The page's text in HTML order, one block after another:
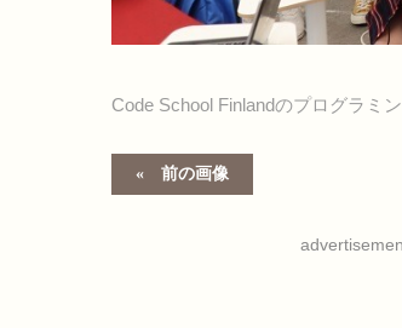
Code School Finlandのプログラミ
前の画像